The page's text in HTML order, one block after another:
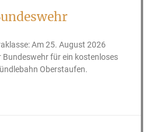
Am 25. August 2026
Bundeswehr für ein kostenloses
Oberstaufen.